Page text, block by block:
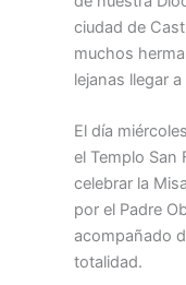
ciudad de
muchos
lejanas llegar
El día
el Templo San
celebrar la
por el Padre
acompañado
totalidad.